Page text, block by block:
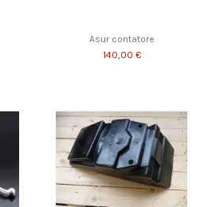
Asur contatore
140,00 €